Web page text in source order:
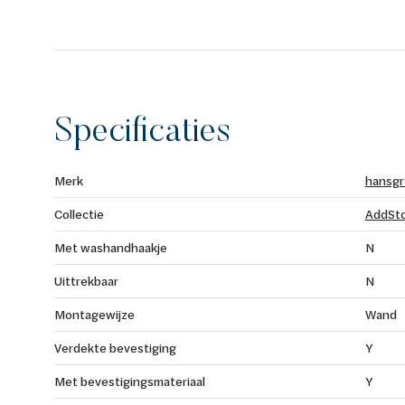
Specificaties
Merk
Collectie
Met washandhaakje
N
Uittrekbaar
N
Montagewijze
Wand
Verdekte bevestiging
Y
Met bevestigingsmateriaal
Y